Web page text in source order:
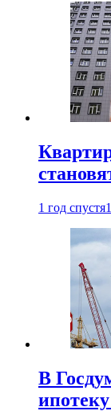
1 год спустя
В